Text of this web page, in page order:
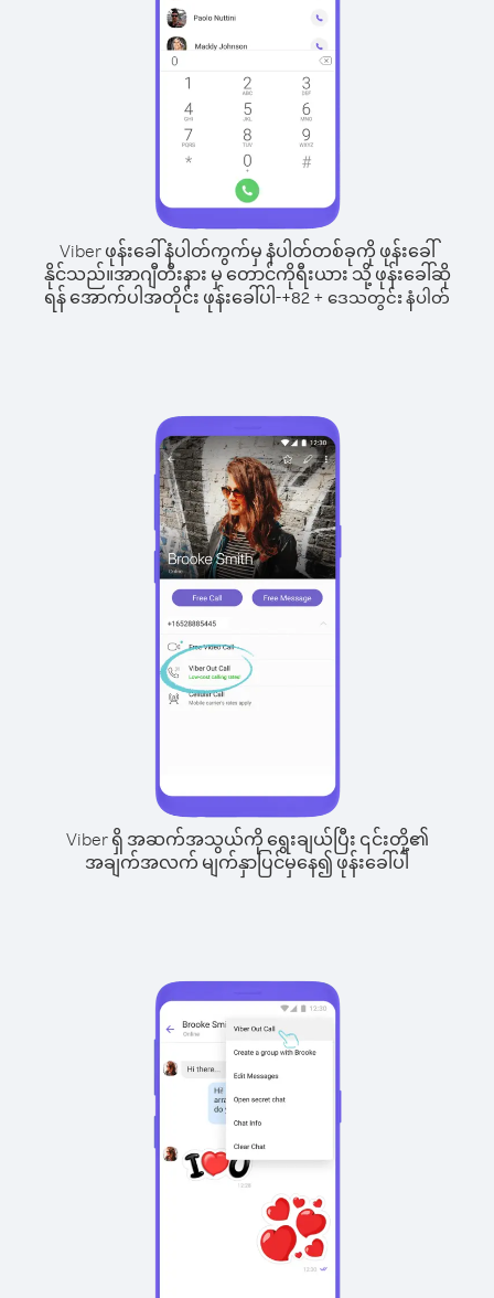
Viber ဖုန်းခေါ်နံပါတ်ကွက်မှ နံပါတ်တစ်ခုကို ဖုန်းခေါ်
နိုင်သည်။အာဂျီတီးနား မှ တောင်ကိုရီးယား သို့ ဖုန်းခေါ်ဆို
ရန် အောက်ပါအတိုင်း ဖုန်းခေါ်ပါ-+82 + ဒေသတွင်း နံပါတ်
Viber ရှိ အဆက်အသွယ်ကို ရွေးချယ်ပြီး ၎င်းတို့၏
အချက်အလက် မျက်နှာပြင်မှနေ၍ ဖုန်းခေါ်ပါ